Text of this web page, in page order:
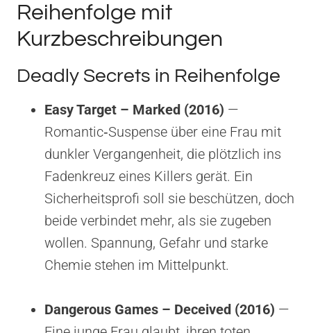
Reihenfolge mit
Kurzbeschreibungen
Deadly Secrets in Reihenfolge
Easy Target – Marked (2016) —
Romantic‑Suspense über eine Frau mit
dunkler Vergangenheit, die plötzlich ins
Fadenkreuz eines Killers gerät. Ein
Sicherheitsprofi soll sie beschützen, doch
beide verbindet mehr, als sie zugeben
wollen. Spannung, Gefahr und starke
Chemie stehen im Mittelpunkt.
Dangerous Games – Deceived (2016) —